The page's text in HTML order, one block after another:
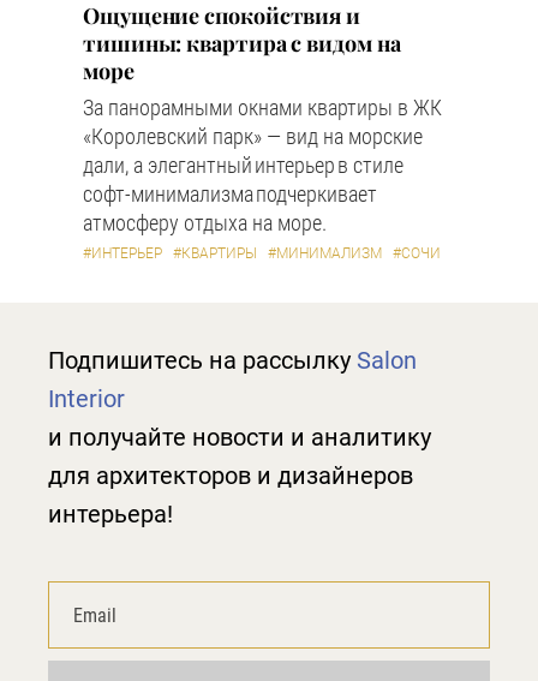
Ощущение спокойствия и
тишины: квартира с видом на
море
За панорамными окнами квартиры в ЖК
«Королевский парк» — вид на морские
дали, а элегантный интерьер в стиле
софт-минимализма подчеркивает
атмосферу отдыха на море.
#ИНТЕРЬЕР #КВАРТИРЫ #МИНИМАЛИЗМ #СОЧИ
Подпишитесь на рассылку Salon
Interior
и получайте новости и аналитику
для архитекторов и дизайнеров
интерьера!